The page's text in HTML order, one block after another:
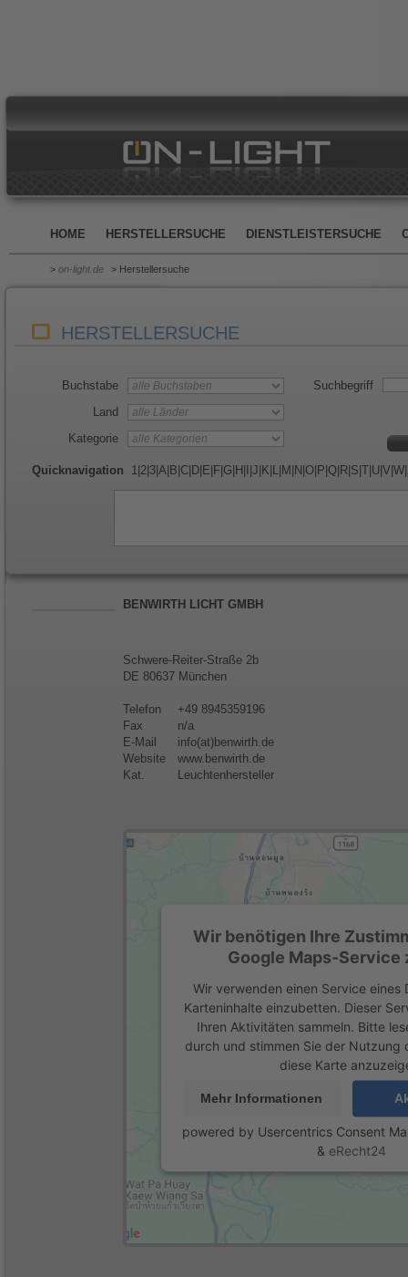
HOME HERSTELLERSUCHE DIENSTLEISTERSUCHE
> on-light.de > Herstellersuche
HERSTELLERSUCHE
Buchstabe
Land
Kategorie
Suchbegriff
Quicknavigation 1 2 3 A B C D E F G H J K L M N O P Q R S T U V W
BENWIRTH LICHT GMBH
Schwere-Reiter-Straße 2b
DE 80637 München
Telefon
+49 8945359196
Fax
n/a
E-Mail
info(at)benwirth.de
Website
www.benwirth.de
Kat.
Leuchtenhersteller
Wir benötigen Ihre
Google Maps-Service
Wir verwenden einen Service eines
Karteninhalte einzubetten. Dieser
Ihren Aktivitäten sammeln. Bitte
durch und stimmen Sie der Nutzung
diese Karte
Mehr Informationen
powered by Usercentrics Consent
& eRecht24